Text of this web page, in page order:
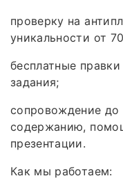
проверку на
уникальности от
бесплатные
задания;
сопровождение до
содержанию,
презентации.
Как мы работаем: